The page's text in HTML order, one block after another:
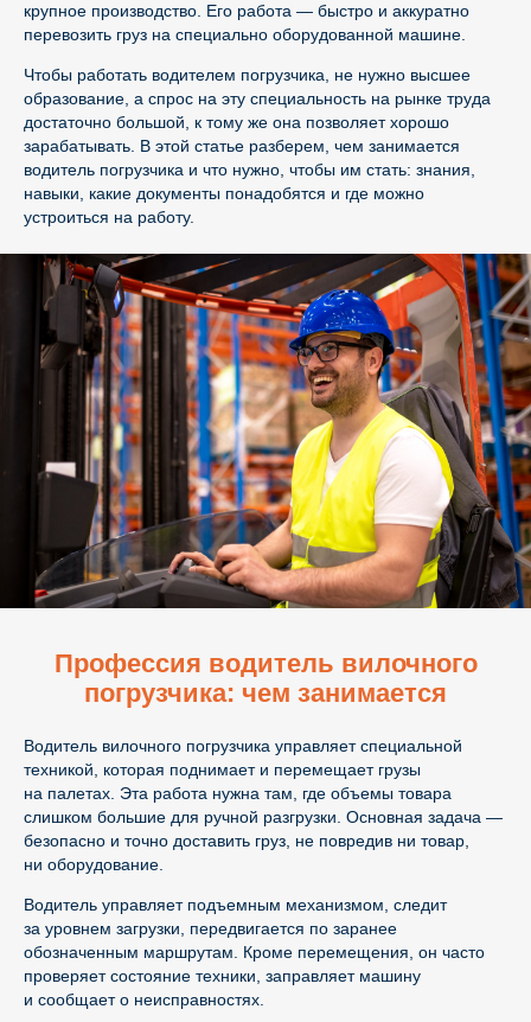
крупное производство. Его работа — быстро и аккуратно
перевозить груз на специально оборудованной машине.
Чтобы работать водителем погрузчика, не нужно высшее
образование, а спрос на эту специальность на рынке труда
достаточно большой, к тому же она позволяет хорошо
зарабатывать. В этой статье разберем, чем занимается
водитель погрузчика и что нужно, чтобы им стать: знания,
навыки, какие документы понадобятся и где можно
устроиться на работу.
Профессия водитель вилочного
погрузчика: чем занимается
Водитель вилочного погрузчика управляет специальной
техникой, которая поднимает и перемещает грузы
на палетах. Эта работа нужна там, где объемы товара
слишком большие для ручной разгрузки. Основная задача —
безопасно и точно доставить груз, не повредив ни товар,
ни оборудование.
Водитель управляет подъемным механизмом, следит
за уровнем загрузки, передвигается по заранее
обозначенным маршрутам. Кроме перемещения, он часто
проверяет состояние техники, заправляет машину
и сообщает о неисправностях.